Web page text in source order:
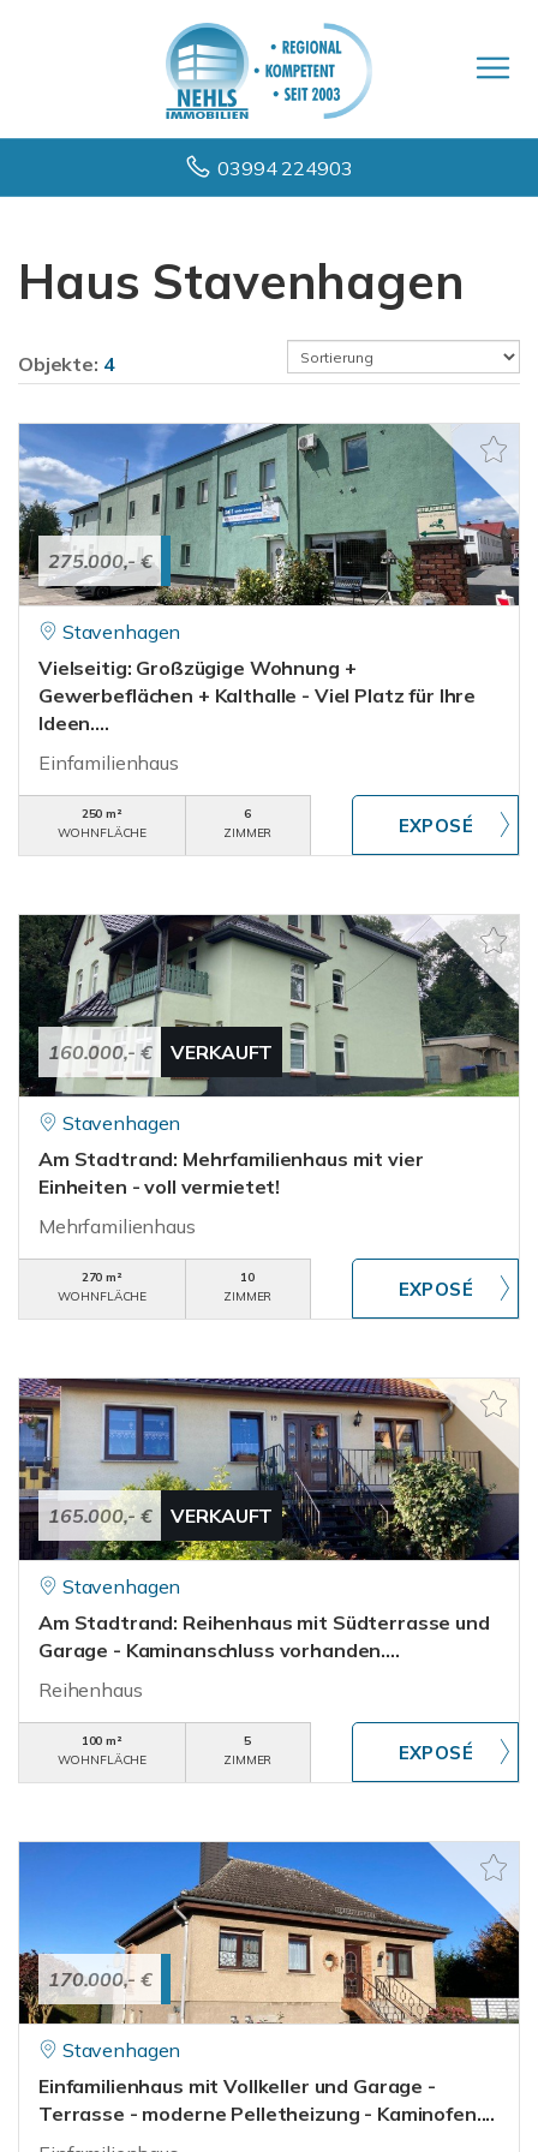
03994 224903
Haus Stavenhagen
Objekte: 4
275.000,- €
Stavenhagen
Vielseitig: Großzügige Wohnung +
Gewerbeflächen + Kalthalle - Viel Platz für Ihre
Ideen....
Einfamilienhaus
250 m²
WOHNFLÄCHE
6
ZIMMER
160.000,- € VERKAUFT
Stavenhagen
Am Stadtrand: Mehrfamilienhaus mit vier
Einheiten - voll vermietet!
Mehrfamilienhaus
270 m²
WOHNFLÄCHE
10
ZIMMER
165.000,- € VERKAUFT
Stavenhagen
Am Stadtrand: Reihenhaus mit Südterrasse und
Garage - Kaminanschluss vorhanden....
Reihenhaus
100 m²
WOHNFLÄCHE
5
ZIMMER
170.000,- €
Stavenhagen
Einfamilienhaus mit Vollkeller und Garage -
Terrasse - moderne Pelletheizung - Kaminofen....